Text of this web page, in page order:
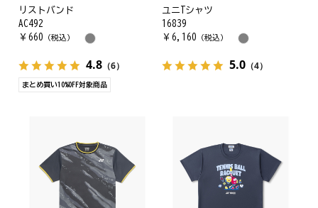
リストバンド
AC492
￥ 660 （税込）
4.8 （6）
まとめ買い10%OFF対象商品
ユニTシャツ
16839
￥ 6,160 （税込）
5.0（4）